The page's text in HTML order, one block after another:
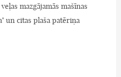
mazgājamās mašīnas
un citas plaša patēriņa